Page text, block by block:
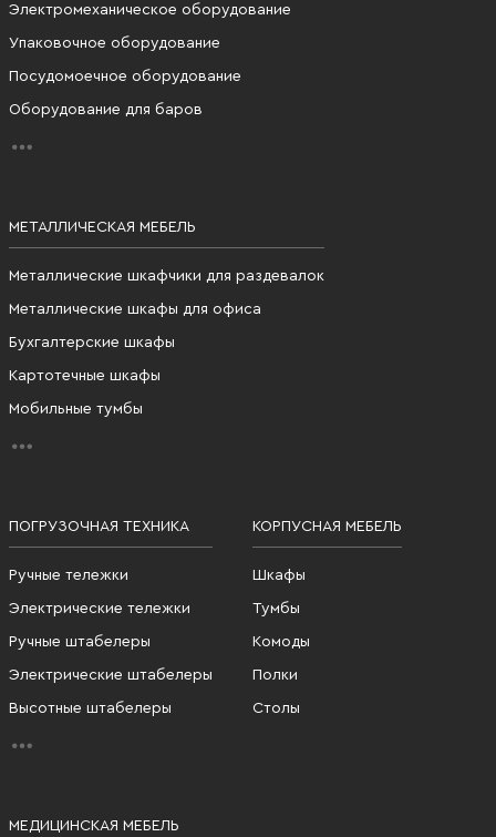
Электромеханическое оборудование
Упаковочное оборудование
Посудомоечное оборудование
Оборудование для баров
МЕТАЛЛИЧЕСКАЯ МЕБЕЛЬ
Металлические шкафчики для раздевалок
Металлические шкафы для офиса
Бухгалтерские шкафы
Картотечные шкафы
Мобильные тумбы
ПОГРУЗОЧНАЯ ТЕХНИКА
Ручные тележки
Электрические тележки
Ручные штабелеры
Электрические штабелеры
Высотные штабелеры
КОРПУСНАЯ МЕБЕЛЬ
Шкафы
Тумбы
Комоды
Полки
Столы
МЕДИЦИНСКАЯ МЕБЕЛЬ